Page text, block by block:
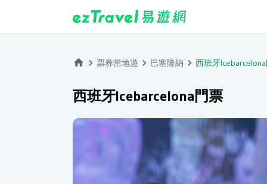
票券當地遊 巴塞隆納 西班牙
西班牙Icebarcelona門票